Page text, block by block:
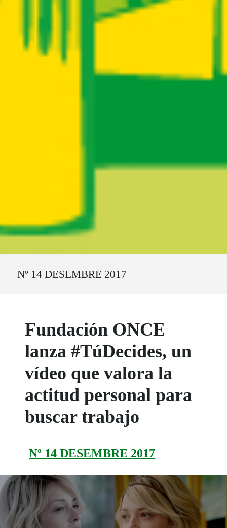
Nº 14 DESEMBRE 2017
Fundación ONCE
lanza #TúDecides, un
vídeo que valora la
actitud personal para
buscar trabajo
Nº 14 DESEMBRE 2017